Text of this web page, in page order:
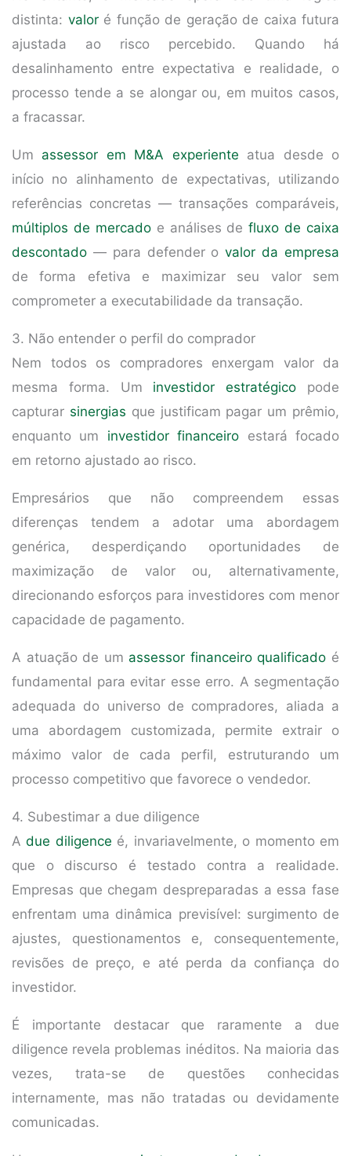
distinta: valor é função de geração de caixa futura
ajustada ao risco percebido. Quando há
desalinhamento entre expectativa e realidade, o
processo tende a se alongar ou, em muitos casos,
a fracassar.
Um assessor em M&A experiente atua desde o
início no alinhamento de expectativas, utilizando
referências concretas — transações comparáveis,
múltiplos de mercadoe análises defluxo de caixa
descontado — para defender ovalor da empresa
de forma efetiva e maximizar seu valor sem
comprometer a executabilidade da transação.
3. Não entender o perfil do comprador
Nem todos os compradores enxergam valor da
mesma forma. Um investidor estratégico pode
capturar sinergias que justificam pagar um prêmio,
enquanto um investidor financeiro estará focado
em retorno ajustado ao risco.
Empresários que não compreendem essas
diferenças tendem a adotar uma abordagem
genérica, desperdiçando oportunidades de
maximização de valor ou, alternativamente,
direcionando esforços para investidores com menor
capacidade de pagamento.
A atuação de um assessor financeiro qualificado é
fundamental para evitar esse erro. A segmentação
adequada do universo de compradores, aliada a
uma abordagem customizada, permite extrair o
máximo valor de cada perfil, estruturando um
processo competitivo que favorece o vendedor.
4. Subestimar a due diligence
Adue diligence é, invariavelmente, o momento em
que o discurso é testado contra a realidade.
Empresas que chegam despreparadas a essa fase
enfrentam uma dinâmica previsível: surgimento de
ajustes, questionamentos e, consequentemente,
revisões de preço, e até perda da confiança do
investidor.
É importante destacar que raramente a due
diligence revela problemas inéditos. Na maioria das
vezes, trata-se de questões conhecidas
internamente, mas não tratadas ou devidamente
comunicadas.